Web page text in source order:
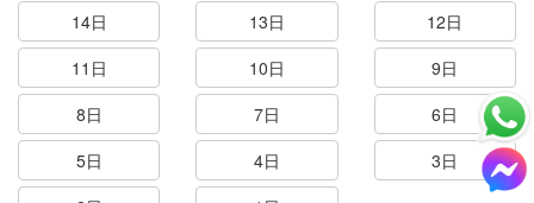
14日
13日
12日
11日
10日
9日
8日
7日
6日
5日
4日
3日